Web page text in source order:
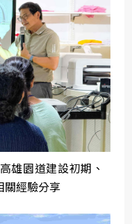
雄園道建設初期、
關經驗分享